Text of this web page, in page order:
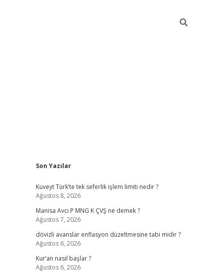
Sidebar
Son Yazılar
Kuveyt Türk’te tek seferlik işlem limiti nedir ?
Ağustos 8, 2026
Manisa Avcı P MNG K ÇVŞ ne demek ?
Ağustos 7, 2026
dövizli avanslar enflasyon düzeltmesine tabi midir ?
Ağustos 6, 2026
Kur’an nasıl başlar ?
Ağustos 6, 2026